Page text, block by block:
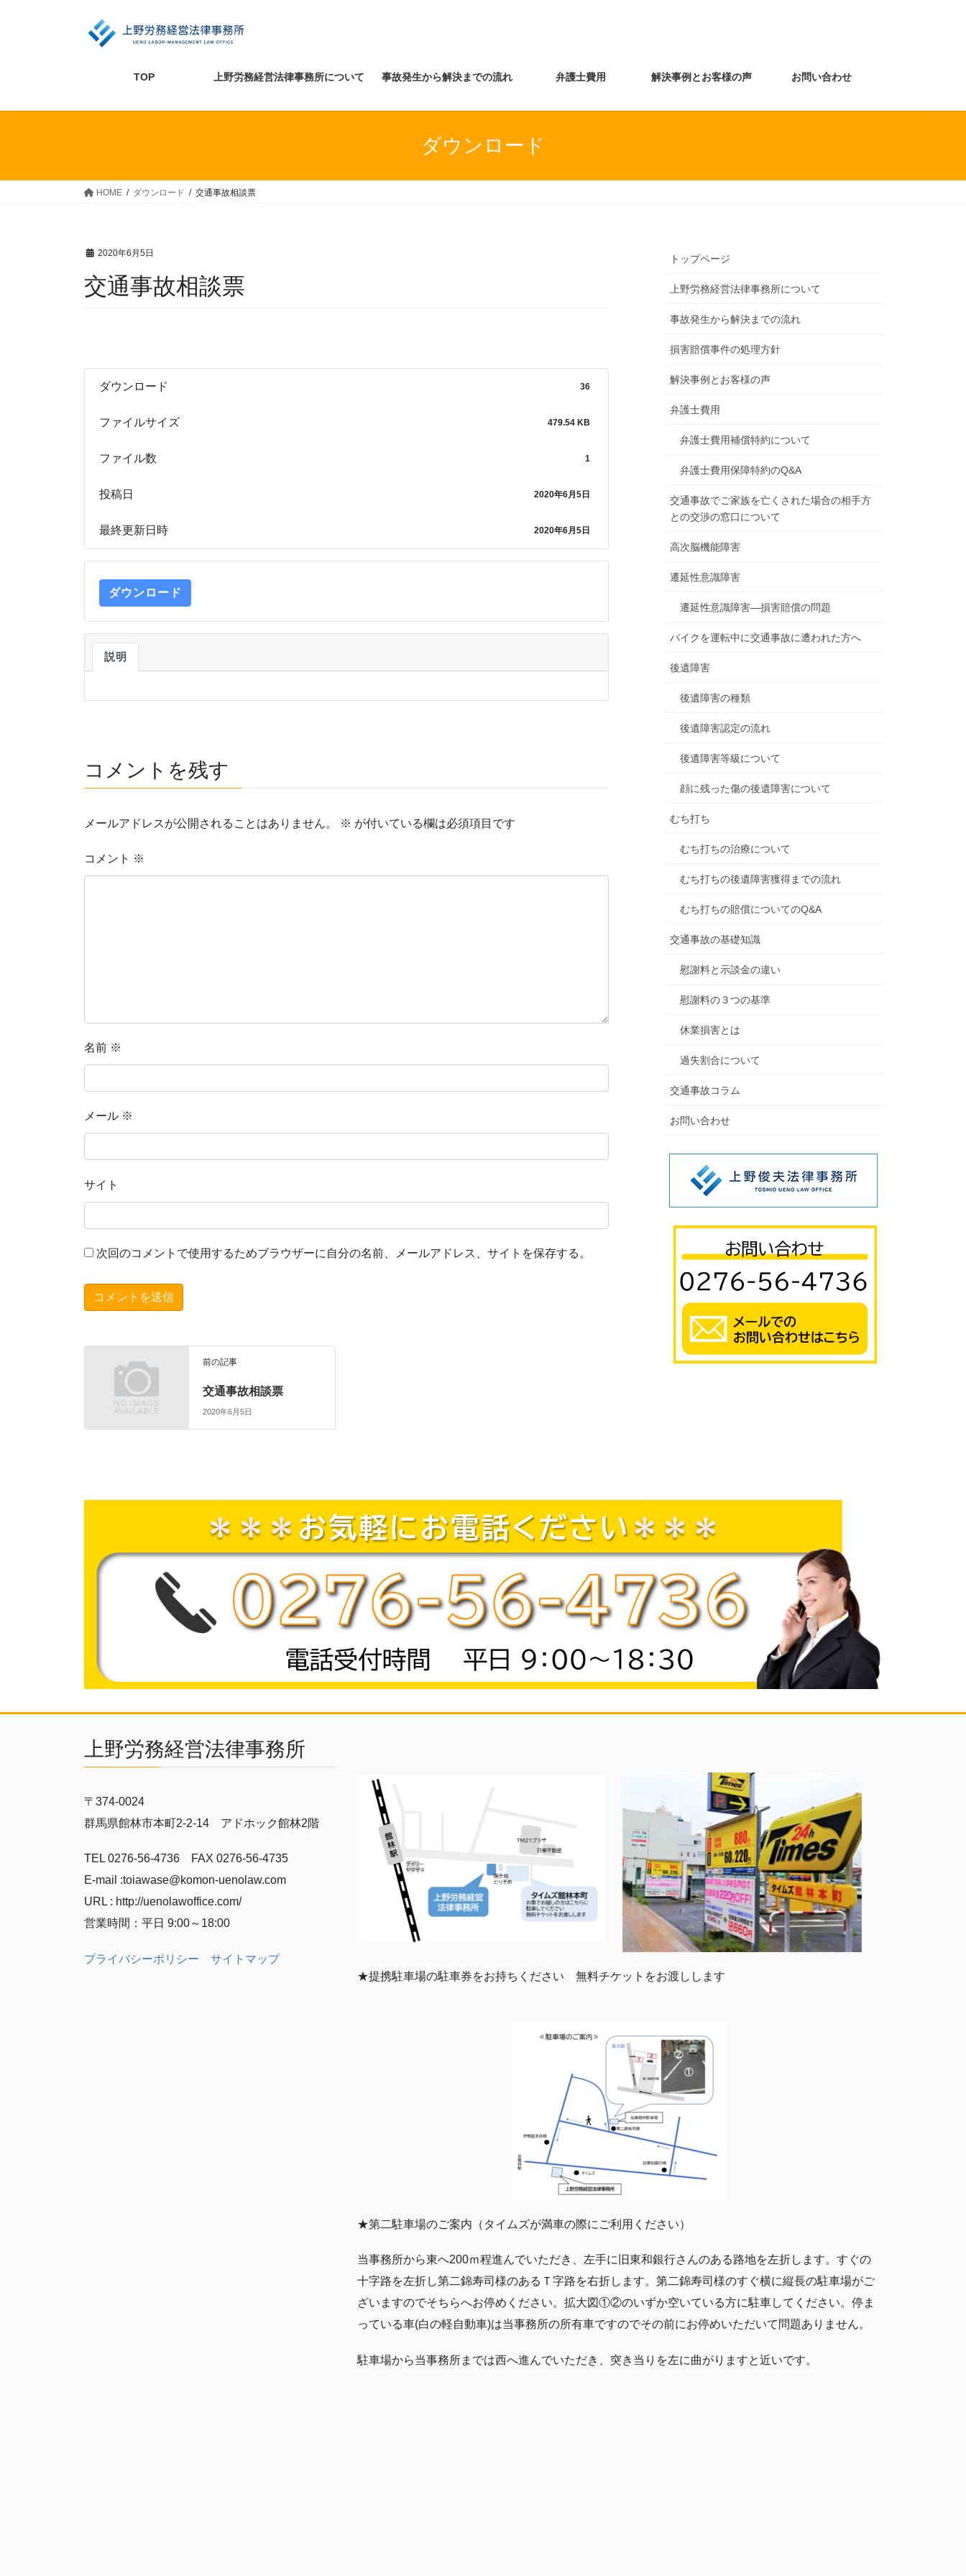
ス
ン
TOP 上野労務経営法律事務所について 事故発生から解決までの流れ 弁護士費用 解決事例とお客様の声 お問い合わせ
ダウンロード
HOME ダウンロード 交通事故相談票
2020年6月5日
交通事故相談票
ダウンロード 36
ファイルサイズ 479.54 KB
ファイル数 1
投稿日 2020年6月5日
最終更新日時 2020年6月5日
ダウンロード
説明
コメントを残す
メールアドレスが公開されることはありません。 ※ が付いている欄は必須項目です
コメント ※
名前 ※
メール ※
サイト
次回のコメントで使用するためブラウザーに自分の名前、メールアドレス、サイトを保存する。
前の記事
交通事故相談票
2020年6月5日
トップページ
上野労務経営法律事務所について
事故発生から解決までの流れ
損害賠償事件の処理方針
解決事例とお客様の声
弁護士費用
弁護士費用補償特約について
弁護士費用保障特約のQ&A
交通事故でご家族を亡くされた場合の相手方
との交渉の窓口について
高次脳機能障害
遷延性意識障害
遷延性意識障害―損害賠償の問題
バイクを運転中に交通事故に遭われた方へ
後遺障害
後遺障害の種類
後遺障害認定の流れ
後遺障害等級について
顔に残った傷の後遺障害について
むち打ち
むち打ちの治療について
むち打ちの後遺障害獲得までの流れ
むち打ちの賠償についてのQ&A
交通事故の基礎知識
慰謝料と示談金の違い
慰謝料の３つの基準
休業損害とは
過失割合について
交通事故コラム
お問い合わせ
上野労務経営法律事務所
〒374-0024
群馬県館林市本町2-2-14 アドホック館林2階
TEL 0276-56-4736 FAX 0276-56-4735
E-mail :toiawase@komon-uenolaw.com
URL : http://uenolawoffice.com/
営業時間：平日 9:00～18:00
プライバシーポリシー
サイトマップ
★提携駐車場の駐車券をお持ちください 無料チケットをお渡しします
★第二駐車場のご案内（タイムズが満車の際にご利用ください）
当事務所から東へ200ｍ程進んでいただき、左手に旧東和銀行さんのある路地を左折します。すぐの
十字路を左折し第二錦寿司様のあるＴ字路を右折します。第二錦寿司様のすぐ横に縦長の駐車場がご
ざいますのでそちらへお停めください。拡大図①②のいずか空いている方に駐車してください。停ま
っている車(白の軽自動車)は当事務所の所有車ですのでその前にお停めいただいて問題ありません。
駐車場から当事務所までは西へ進んでいただき、突き当りを左に曲がりますと近いです。